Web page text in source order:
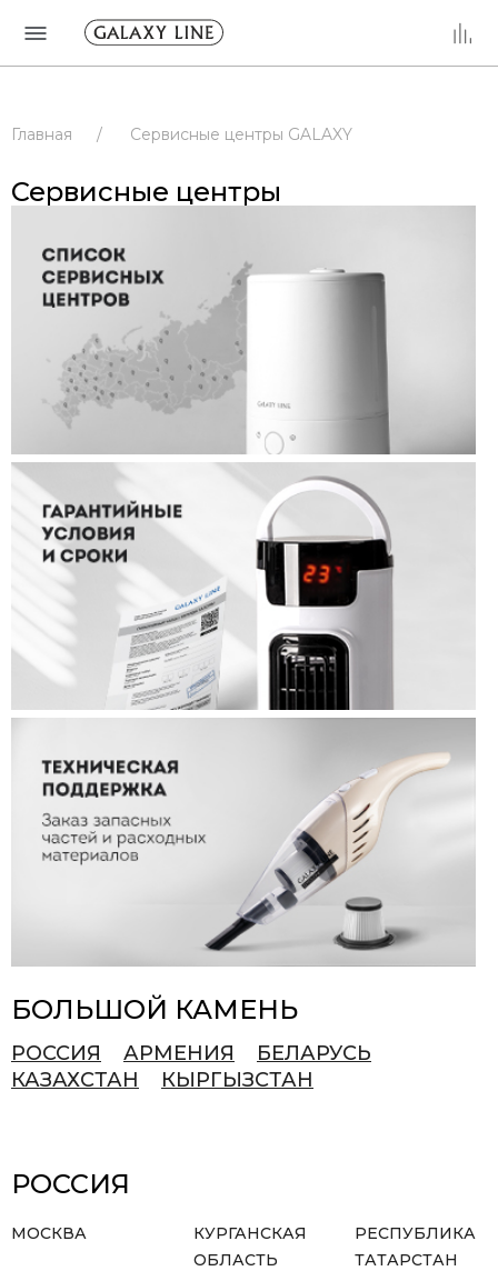
Главная / Сервисные центры GALAXY
Сервисные центры
БОЛЬШОЙ КАМЕНЬ
РОССИЯ АРМЕНИЯ
БЕЛАРУСЬ
КАЗАХСТАН
КЫРГЫЗСТАН
РОССИЯ
МОСКВА
КУРГАНСКАЯ
ОБЛАСТЬ
РЕСПУБЛИКА
ТАТАРСТАН